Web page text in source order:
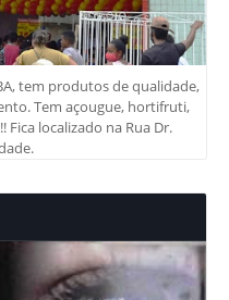
tem produtos de qualidade,
Tem açougue, hortifruti,
Fica localizado na Rua Dr.